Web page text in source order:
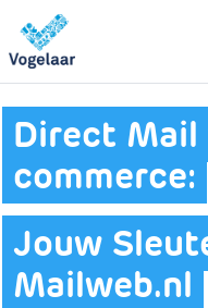
Direct Mail
commerce:
Jouw
Mailweb.nl